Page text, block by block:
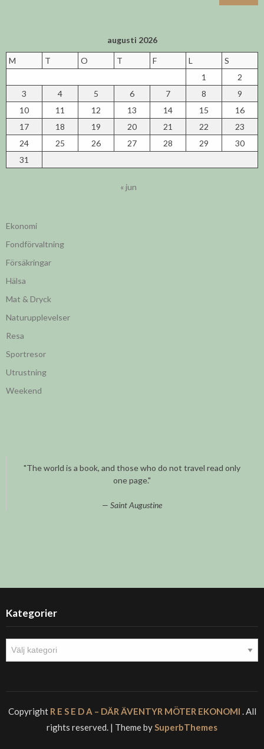
augusti 2026
M T O T F L
S
1
2
3
4 5 6 7 8
9
10
11 12 13 14 15
16
17
18 19 20 21 22
23
24
25 26 27 28 29
30
31
« jun
Ekonomi
Fondförvaltning
Försäkringar
Hälsa
Mat & Dryck
Naturupplevelser
Resa
Sportresor
Utrustning
Weekend
"The world is a book, and those who do not travel read only
one page."
Saint Augustine
Kategorier
Copyright R E S E D A – DÄR ÄVENTYR MÖTER EKONOMI . All
rights reserved. | Theme bySuperbThemes